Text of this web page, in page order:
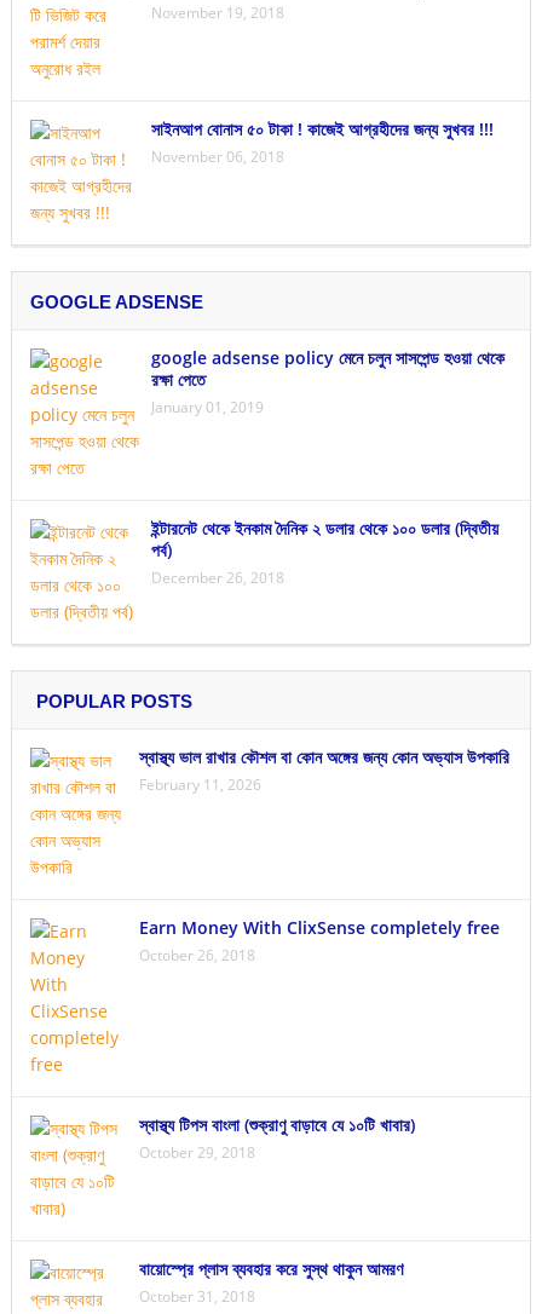
November 19, 2018
সাইনআপ বোনাস ৫০ টাকা ! কাজেই আগ্রহীদের জন্য সুখবর !!!
November 06, 2018
GOOGLE ADSENSE
google adsense policy মেনে চলুন সাসপেন্ড হওয়া থেকে
রক্ষা পেতে
January 01, 2019
ইন্টারনেট থেকে ইনকাম দৈনিক ২ ডলার থেকে ১০০ ডলার (দ্বিতীয়
পর্ব)
December 26, 2018
POPULAR POSTS
স্বাস্থ্য ভাল রাখার কৌশল বা কোন অঙ্গের জন্য কোন অভ্যাস উপকারি
February 11, 2026
Earn Money With ClixSense completely free
October 26, 2018
স্বাস্থ্য টিপস বাংলা (শুক্রাণু বাড়াবে যে ১০টি খাবার)
October 29, 2018
বায়োস্প্রে প্লাস ব্যবহার করে সুস্থ থাকুন আমরণ
October 31, 2018